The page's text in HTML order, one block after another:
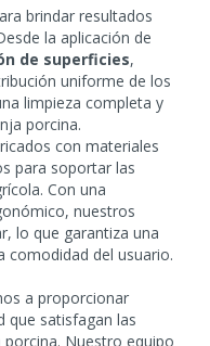
brindar resultados
la aplicación de
de superficies,
uniforme de los
limpieza completa y
porcina.
con materiales
para soportar las
Con una
nuestros
lo que garantiza una
comodidad del usuario.
a proporcionar
que satisfagan las
Nuestro equipo